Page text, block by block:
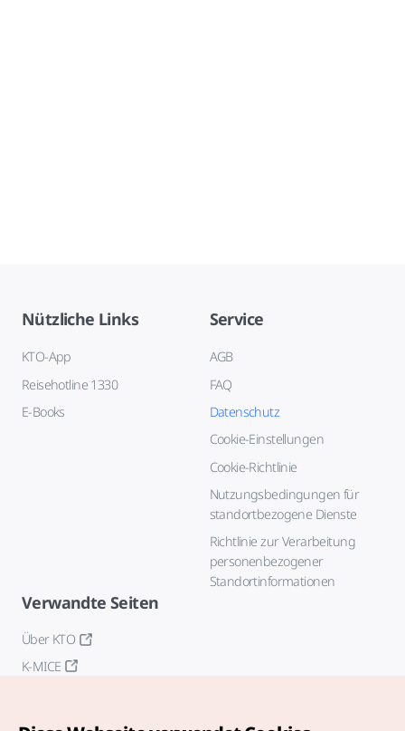
Nützliche Links
KTO-App
Reisehotline 1330
E-Books
Service
AGB
FAQ
Datenschutz
Cookie-Einstellungen
Cookie-Richtlinie
Nutzungsbedingungen für
standortbezogene Dienste
Richtlinie zur Verarbeitung
personenbezogener
Standortinformationen
Verwandte Seiten
Über KTO
K-MICE